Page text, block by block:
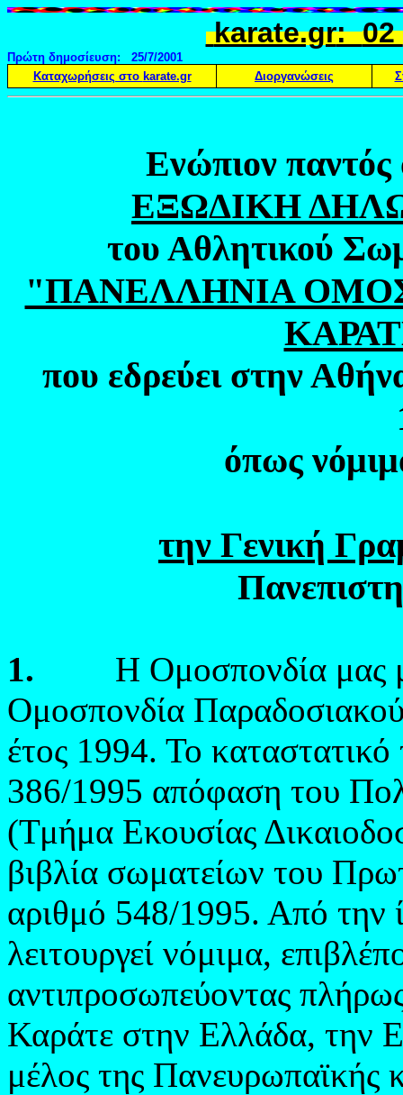
karate.gr:02
Πρώτη δημοσίευση:
25/7/2001
Καταχωρήσεις στο karate.gr Διοργανώσεις
Ενώπιον
ΕΞΩΔΙΚΗ
του Αθλητικού
"ΠΑΝΕΛΛΗΝΙΑ
που εδρεύει στην
όπως
την Γενική
1. H Ομοσπονδία μας
Ομοσπονδία
έτος 1994. Το καταστατικό
386/1995 απόφαση του
(Τμήμα Εκουσίας
βιβλία σωματείων του
αριθμό 548/1995. Από την
λειτουργεί νόμιμα,
αντιπροσωπεύοντας
Καράτε στην Ελλάδα, την
μέλος της Πανευρωπαϊκής